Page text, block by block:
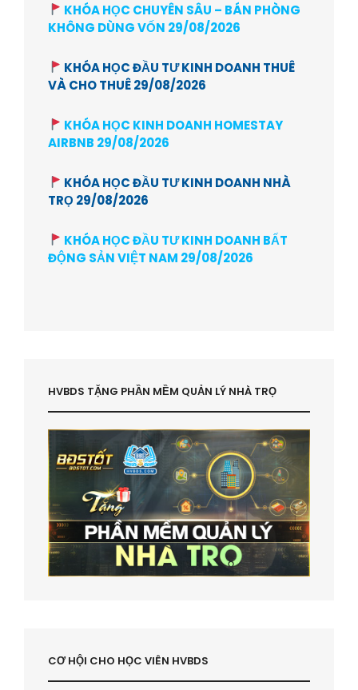
KHÓA HỌC CHUYÊN SÂU – BÁN PHÒNG
KHÔNG DÙNG VỐN 29/08/2026
KHÓA HỌC ĐẦU TƯ KINH DOANH THUÊ
VÀ CHO THUÊ 29/08/2026
KHÓA HỌC KINH DOANH HOMESTAY
AIRBNB 29/08/2026
KHÓA HỌC ĐẦU TƯ KINH DOANH NHÀ
TRỌ 29/08/2026
KHÓA HỌC ĐẦU TƯ KINH DOANH BẤT
ĐỘNG SẢN VIỆT NAM 29/08/2026
HVBDS TẶNG PHẦN MỀM QUẢN LÝ NHÀ TRỌ
CƠ HỘI CHO HỌC VIÊN HVBDS